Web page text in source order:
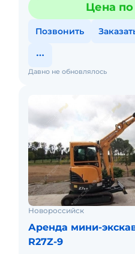
Цена по
Позвонить
Давно не обновлялось
Новороссийск
Аренда мини-
R27Z-9